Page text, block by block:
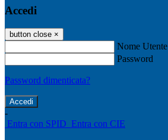
Accedi
button close ×
Nome Utente
Password
Password dimenticata?
-
Entra con SPID Entra con CIE